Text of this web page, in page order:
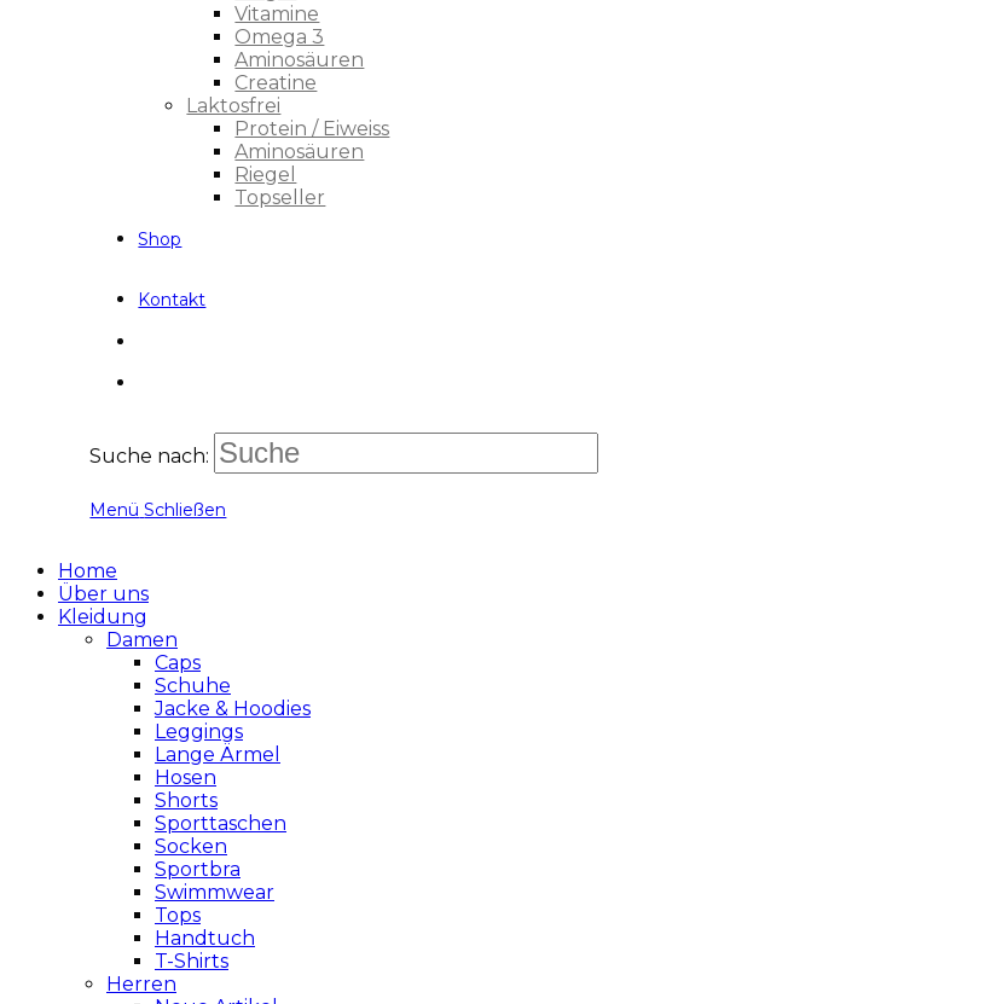
Vitamine
Omega 3
Aminosäuren
Creatine
Laktosfrei
Protein / Eiweiss
Aminosäuren
Riegel
Topseller
Shop
Kontakt
Suche nach:
Menü Schließen
Home
Über uns
Kleidung
Damen
Caps
Schuhe
Jacke & Hoodies
Leggings
Lange Ärmel
Hosen
Shorts
Sporttaschen
Socken
Sportbra
Swimmwear
Tops
Handtuch
T-Shirts
Herren